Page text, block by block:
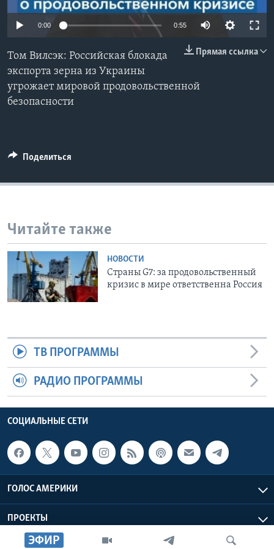
Learning English
СОЦИАЛЬНЫЕ СЕТИ
ЭФИР
0:00 0:55
Прямая ссылка
Том Вилсэк: Российская блокада
экспорта зерна из Украины
угрожает мировой продовольственной
безопасности
Поделиться
Читайте также
НОВОСТИ
Страны G7: за продовольственный
кризис в мире ответственна Россия
ТВ ПРОГРАММЫ
РАДИО ПРОГРАММЫ
СОЦИАЛЬНЫЕ СЕТИ
ГОЛОС АМЕРИКИ
ПРОЕКТЫ